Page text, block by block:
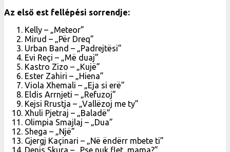
Az első est fellépési sorrendje:
Kelly – „Meteor”
Mirud – „Për Dreq”
Urban Band – „Padrejtësi”
Evi Reçi – „Më duaj”
Kastro Zizo – „Kujë”
Ester Zahiri – „Hiena”
Viola Xhemali – „Eja si erë”
Eldis Arrnjeti – „Refuzoj”
Kejsi Rrustja – „Vallëzoj me ty”
Xhuli Pjetraj – „Baladë”
Olimpia Smajlaj – „Dua”
Shega – „Një”
Gjergj Kaçinari – „Në ëndërr mbete ti”
Denis Skura – „Pse nuk flet, mama?”